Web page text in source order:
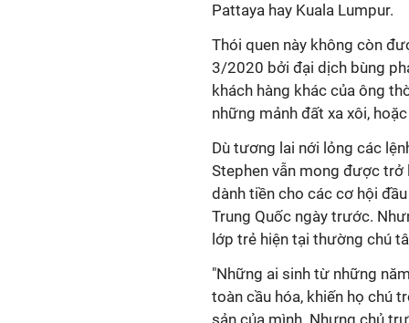
Pattaya hay Kuala Lumpur.
Thói quen này không còn
3/2020 bởi đại dịch bùng
khách hàng khác của ông
những mảnh đất xa xôi,
Dù tương lai nới lỏng các
Stephen vẫn mong được
dành tiền cho các cơ hội
Trung Quốc ngày trước.
lớp trẻ hiện tại thường chú
"Những ai sinh từ những
toàn cầu hóa, khiến họ chú
sản của mình. Nhưng chủ